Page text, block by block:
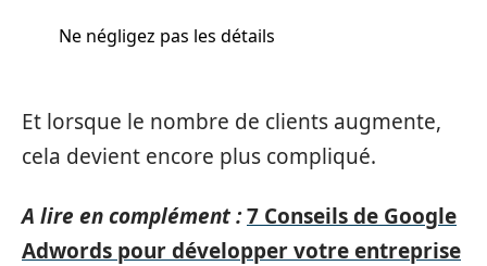
Ne négligez pas les détails
Et lorsque le nombre de clients augmente,
cela devient encore plus compliqué.
A lire en complément :7 Conseils de Google
Adwords pour développer votre entreprise